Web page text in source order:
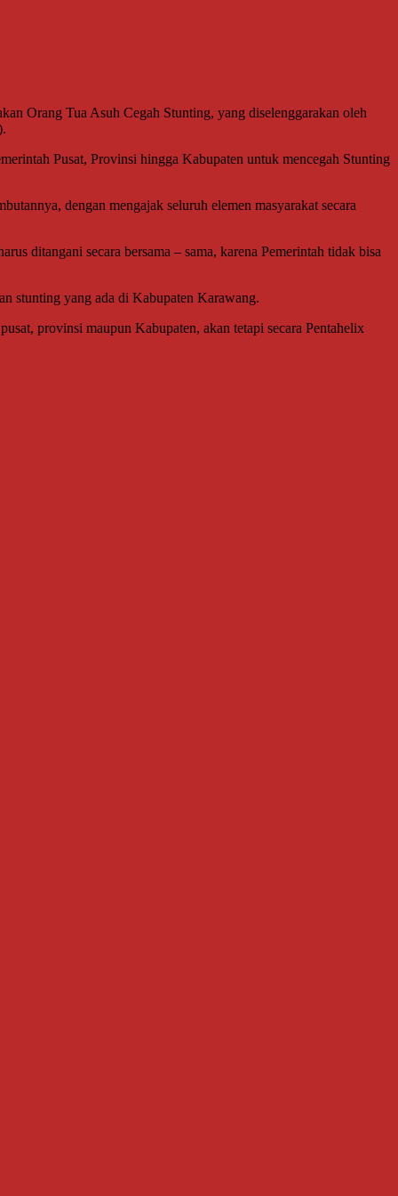
Orang Tua Asuh Cegah Stunting, yang diselenggarakan oleh
Pusat, Provinsi hingga Kabupaten untuk mencegah Stunting
dengan mengajak seluruh elemen masyarakat secara
ditangani secara bersama – sama, karena Pemerintah tidak bisa
stunting yang ada di Kabupaten Karawang.
provinsi maupun Kabupaten, akan tetapi secara Pentahelix